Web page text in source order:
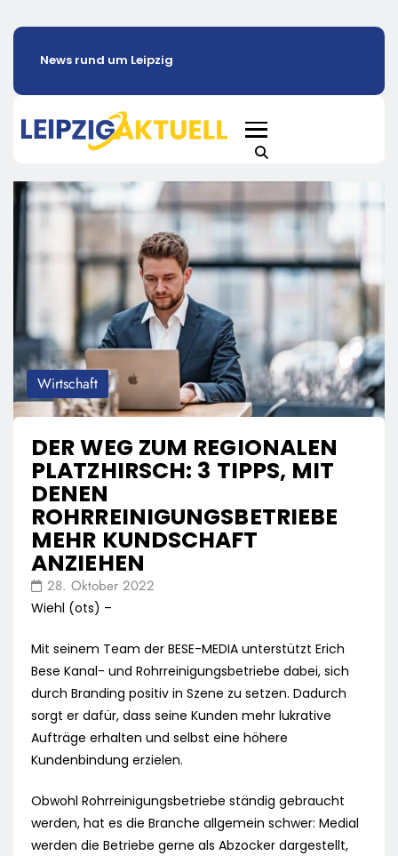
News rund um Leipzig
Wirtschaft
DER WEG ZUM REGIONALEN
PLATZHIRSCH: 3 TIPPS, MIT
DENEN
ROHRREINIGUNGSBETRIEBE
MEHR KUNDSCHAFT
ANZIEHEN
28. Oktober 2022
Wiehl (ots) –
Mit seinem Team der BESE-MEDIA unterstützt Erich
Bese Kanal- und Rohrreinigungsbetriebe dabei, sich
durch Branding positiv in Szene zu setzen. Dadurch
sorgt er dafür, dass seine Kunden mehr lukrative
Aufträge erhalten und selbst eine höhere
Kundenbindung erzielen.
Obwohl Rohrreinigungsbetriebe ständig gebraucht
werden, hat es die Branche allgemein schwer: Medial
werden die Betriebe gerne als Abzocker dargestellt,